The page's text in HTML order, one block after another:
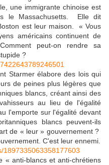
une immigrante chinoise est
le Massachusetts. Elle dit
est leur maison. « Vous
américains continuent de
peut-on rendre sa
?
Starmer élabore des lois qui
de peines plus légères que
blancs, créant ainsi des
au lieu de l'égalité
l'emporte sur l'égalité devant
blancs peuvent-ils
de « leur » gouvernement ?
C'est leur ennemi.
1897335063358177603
« anti-blancs et anti-chrétiens